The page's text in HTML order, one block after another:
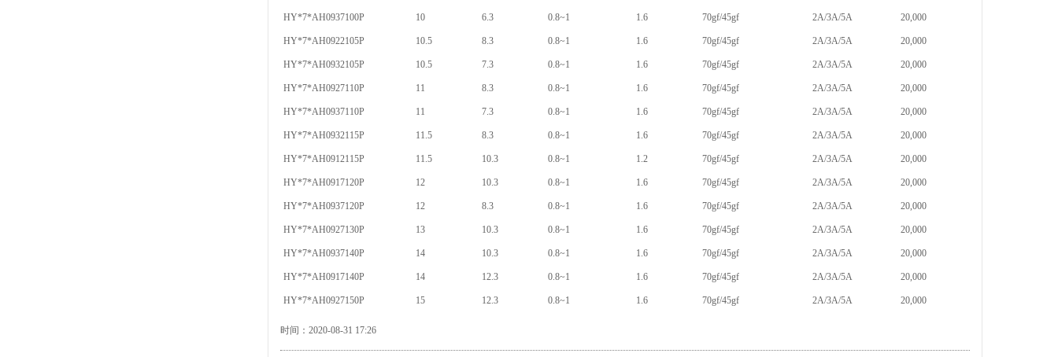
HY*7*AH0937100P 10 6.3 0.8~1 1.6 70gf/45gf 2A/3A/5A 20,000
HY*7*AH0922105P 10.5 8.3 0.8~1 1.6 70gf/45gf 2A/3A/5A 20,000
HY*7*AH0932105P 10.5 7.3 0.8~1 1.6 70gf/45gf 2A/3A/5A 20,000
HY*7*AH0927110P 11 8.3 0.8~1 1.6 70gf/45gf 2A/3A/5A 20,000
HY*7*AH0937110P 11 7.3 0.8~1 1.6 70gf/45gf 2A/3A/5A 20,000
HY*7*AH0932115P 11.5 8.3 0.8~1 1.6 70gf/45gf 2A/3A/5A 20,000
HY*7*AH0912115P 11.5 10.3 0.8~1 1.2 70gf/45gf 2A/3A/5A 20,000
HY*7*AH0917120P 12 10.3 0.8~1 1.6 70gf/45gf 2A/3A/5A 20,000
HY*7*AH0937120P 12 8.3 0.8~1 1.6 70gf/45gf 2A/3A/5A 20,000
HY*7*AH0927130P 13 10.3 0.8~1 1.6 70gf/45gf 2A/3A/5A 20,000
HY*7*AH0937140P 14 10.3 0.8~1 1.6 70gf/45gf 2A/3A/5A 20,000
HY*7*AH0917140P 14 12.3 0.8~1 1.6 70gf/45gf 2A/3A/5A 20,000
HY*7*AH0927150P 15 12.3 0.8~1 1.6 70gf/45gf 2A/3A/5A 20,000
时间：2020-08-31 17:26